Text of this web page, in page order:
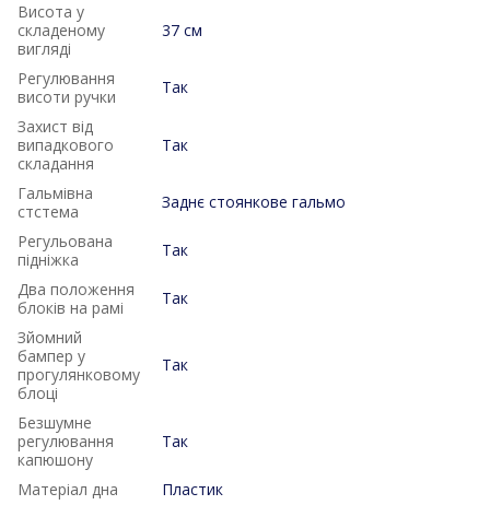
Висота у
складеному
вигляді
37 см
Регулювання
висоти ручки
Так
Захист від
випадкового
складання
Так
Гальмівна
стстема
Заднє стоянкове гальмо
Регульована
підніжка
Так
Два положення
блоків на рамі
Так
Зйомний
бампер у
прогулянковому
блоці
Так
Безшумне
регулювання
капюшону
Так
Матеріал дна
Пластик